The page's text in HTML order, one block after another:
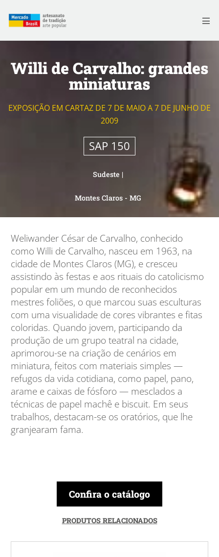
Willi de Carvalho: grandes
miniaturas
EXPOSIÇÃO EM CARTAZ DE 7 DE MAIO A 7 DE JUNHO DE
2009
SAP 150
Sudeste |
Montes Claros - MG
Weliwander César de Carvalho, conhecido
como Willi de Carvalho, nasceu em 1963, na
cidade de Montes Claros (MG), e cresceu
assistindo às festas e aos rituais do catolicismo
popular em um mundo de reconhecidos
mestres foliões, o que marcou suas esculturas
com uma visualidade de cores vibrantes e fitas
coloridas. Quando jovem, participando da
produção de um grupo teatral na cidade,
aprimorou-se na criação de cenários em
miniatura, feitos com materiais simples —
refugos da vida cotidiana, como papel, pano,
arame e caixas de fósforo — mesclados a
técnicas de papel machê e biscuit. Em seus
trabalhos, destacam-se os oratórios, que lhe
granjearam fama.
Confira o catálogo
PRODUTOS RELACIONADOS